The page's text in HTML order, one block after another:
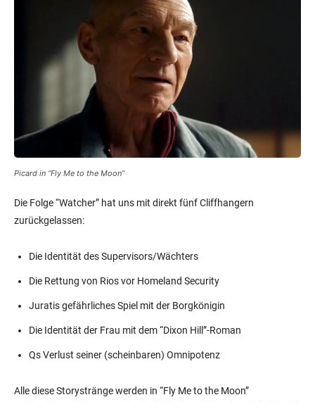
Picard in “Fly Me to the Moon”
Die Folge “Watcher” hat uns mit direkt fünf Cliffhangern
zurückgelassen:
Die Identität des Supervisors/Wächters
Die Rettung von Rios vor Homeland Security
Juratis gefährliches Spiel mit der Borgkönigin
Die Identität der Frau mit dem “Dixon Hill”-Roman
Qs Verlust seiner (scheinbaren) Omnipotenz
Alle diese Storystränge werden in “Fly Me to the Moon”